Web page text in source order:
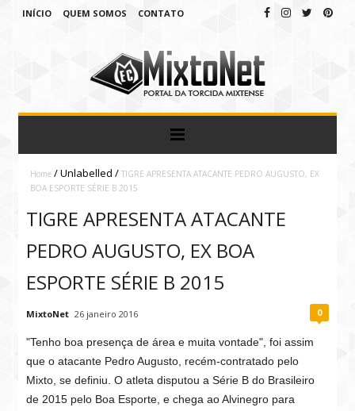
INÍCIO QUEM SOMOS CONTATO
Home /Unlabelled/ TIGRE APRESENTA ATACANTE PEDRO AUGUSTO, EX
BOA ESPORTE SÉRIE B 2015
TIGRE APRESENTA ATACANTE
PEDRO AUGUSTO, EX BOA
ESPORTE SÉRIE B 2015
MixtoNet 26 janeiro 2016 0
"Tenho boa presença de área e muita vontade", foi assim
que o atacante Pedro Augusto, recém-contratado pelo
Mixto, se definiu. O atleta disputou a Série B do Brasileiro
de 2015 pelo Boa Esporte, e chega ao Alvinegro para